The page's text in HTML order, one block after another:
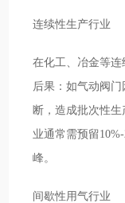
连续性生产行业
在化工、冶金等
后果：如气动阀
断，造成批次性
业通常需预留
峰。
间歇性用气行业